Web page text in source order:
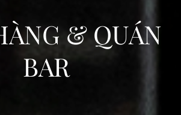
& QUÁN
BAR